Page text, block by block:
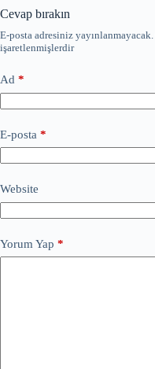
Cevap bırakın
E-posta adresiniz yayınlanmayacak.
işaretlenmişlerdir
Ad *
E-posta *
Website
Yorum Yap *